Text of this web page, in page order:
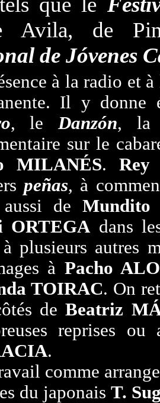
Avila, de
de Jóvenes
à la radio et
Il y donne
, leDanzón, la
sur le
MILANÉS. Rey
peñas, à
de Mundito
ORTEGA dans
à plusieurs autres
à Pacho
TOIRAC. On
deBeatriz
reprises
.
comme
du japonais T.